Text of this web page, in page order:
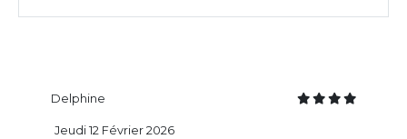
Delphine
Jeudi 12 Février 2026